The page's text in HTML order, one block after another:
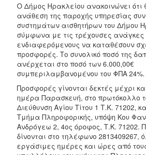
2020
2019
2018
2017
2016
2015
2013
ΔΗΜΟΤΗΣ
Ο Δήμος Ηρακλείου ανακοινώνει ότι
ανάθεση της παροχής υπηρεσίας
συστημάτων αισθητήρων του Δήμου
σύμφωνα με τις τρέχουσες ανάγκες
ενδιαφερόμενους να καταθέσουν
προσφορές. Το συνολικό ποσό της
ανέρχεται στο ποσό των 6.000,00€
συμπεριλαμβανομένου του ΦΠΑ 24%.
Προσφορές γίνονται δεκτές μέχρι
ημέρα Παρασκευή, στο πρωτόκολλο
Διεύθυνση Αγίου Τίτου 1 Τ.Κ. 71202,
Τμήμα Πληροφορικής, υπόψη Κου
Ανδρόγεω 2, 4ος όροφος, Τ.Κ. 71202.
δίνονται στο τηλέφωνο 2813409267,
εργάσιμες ημέρες και ώρες από